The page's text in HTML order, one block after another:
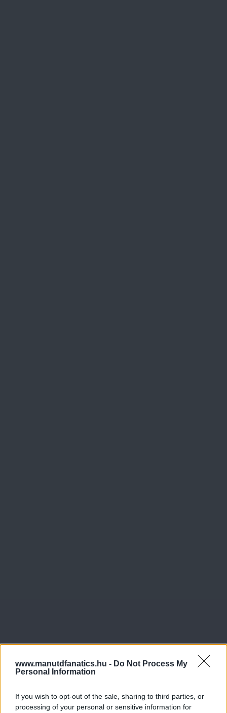
www.manutdfanatics.hu - Do Not Process My
Personal Information
If you wish to opt-out of the sale, sharing to third parties, or
processing of your personal or sensitive information for